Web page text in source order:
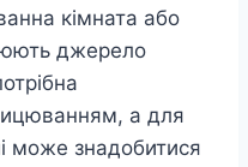
кімната або
джерело
а для
може знадобитися